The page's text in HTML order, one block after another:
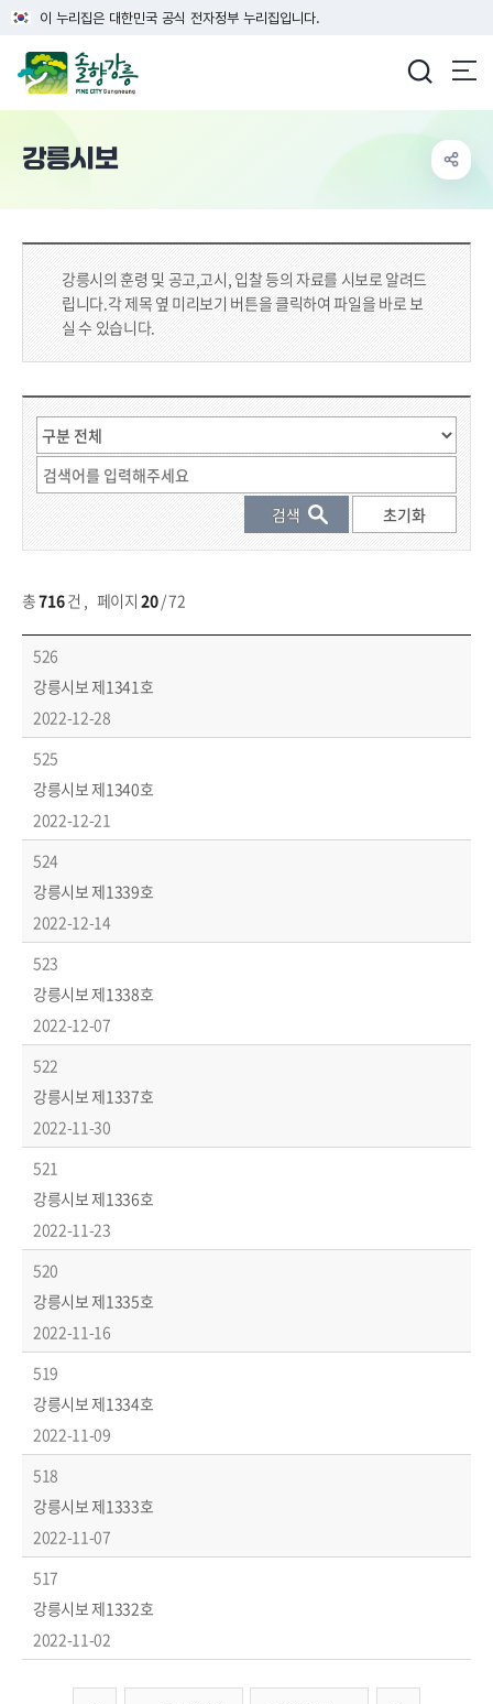
이 누리집은 대한민국 공식 전자정부 누리집입니다.
강릉시보
강릉시의 훈령 및 공고,고시, 입찰 등의 자료를 시보로 알려드
립니다.각 제목 옆 미리보기 버튼을 클릭하여 파일을 바로 보
실 수 있습니다.
총716건 , 페이지20/ 72
526
강릉시보 제1341호
2022-12-28
525
강릉시보 제1340호
2022-12-21
524
강릉시보 제1339호
2022-12-14
523
강릉시보 제1338호
2022-12-07
522
강릉시보 제1337호
2022-11-30
521
강릉시보 제1336호
2022-11-23
520
강릉시보 제1335호
2022-11-16
519
강릉시보 제1334호
2022-11-09
518
강릉시보 제1333호
2022-11-07
517
강릉시보 제1332호
2022-11-02